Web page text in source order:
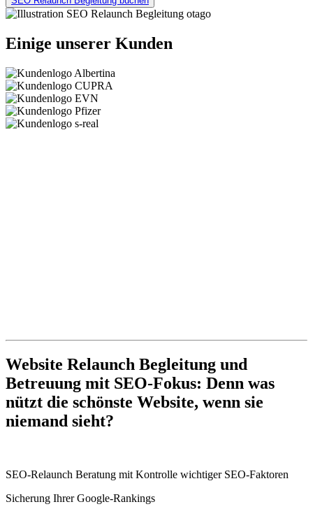
Einige unserer Kunden
Website Relaunch Begleitung und
Betreuung mit SEO-Fokus: Denn was
nützt die schönste Website, wenn sie
niemand sieht?
SEO-Relaunch Beratung mit Kontrolle wichtiger SEO-Faktoren
Sicherung Ihrer Google-Rankings